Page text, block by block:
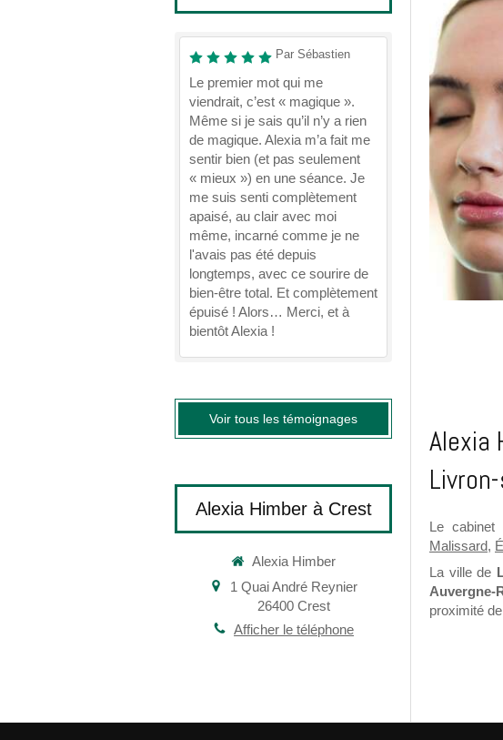
Alexia
Le cabinet
Malissard,
La ville de
Auvergne-
proximité
Par Sébastien
Le premier mot qui me
viendrait, c’est « magique ».
Même si je sais qu’il n’y a rien
de magique. Alexia m’a fait me
sentir bien (et pas seulement
« mieux ») en une séance. Je
me suis senti complètement
apaisé, au clair avec moi
même, incarné comme je ne
l'avais pas été depuis
longtemps, avec ce sourire de
bien-être total. Et complètement
épuisé ! Alors… Merci, et à
bientôt Alexia !
Voir tous les témoignages
Alexia Himber à Crest
Alexia Himber
1 Quai André Reynier
26400 Crest
Afficher le téléphone